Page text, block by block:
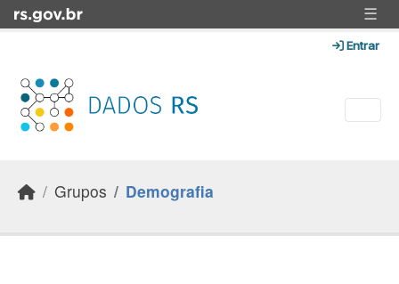
Skip to main content ☰
Entrar
Grupos Demografia